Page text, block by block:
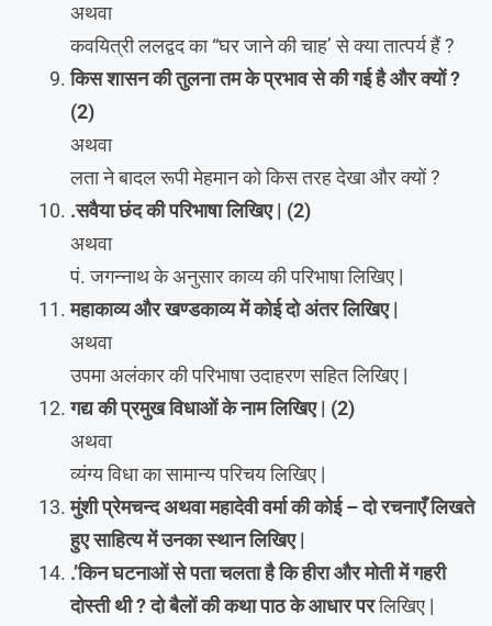
अथवा
कवयित्री ललद्वद का “घर जाने की चाह’ से क्या तात्पर्य हैं ?
किस शासन की तुलना तम के प्रभाव से की गई है और क्यों ?
(2)
अथवा
लता ने बादल रूपी मेहमान को किस तरह देखा और क्यों ?
.सवैया छंद की परिभाषा लिखिए | (2)
अथवा
पं. जगन्नाथ के अनुसार काव्य की परिभाषा लिखिए |
महाकाव्य और खण्डकाव्य में कोई दो अंतर लिखिए |
अथवा
उपमा अलंकार की परिभाषा उदाहरण सहित लिखिए |
गद्य की प्रमुख विधाओं के नाम लिखिए | (2)
अथवा
व्यंग्य विधा का सामान्य परिचय लिखिए |
मुंशी प्रेमचन्द अथवा महादेवी वर्मा की कोई – दो रचनाएँ लिखते
हुए साहित्य में उनका स्थान लिखिए |
.’किन घटनाओं से पता चलता है कि हीरा और मोती में गहरी
दोस्ती थी ? दो बैलों की कथा पाठ के आधार परलिखिए |